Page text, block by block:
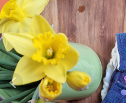
Soon you will learn more